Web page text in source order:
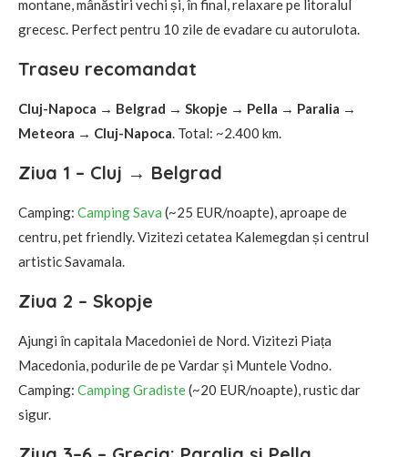
montane, mânăstiri vechi și, în final, relaxare pe litoralul
grecesc. Perfect pentru 10 zile de evadare cu autorulota.
Traseu recomandat
Cluj-Napoca → Belgrad → Skopje → Pella → Paralia →
Meteora → Cluj-Napoca. Total: ~2.400 km.
Ziua 1 – Cluj → Belgrad
Camping: Camping Sava (~25 EUR/noapte), aproape de
centru, pet friendly. Vizitezi cetatea Kalemegdan și centrul
artistic Savamala.
Ziua 2 – Skopje
Ajungi în capitala Macedoniei de Nord. Vizitezi Piața
Macedonia, podurile de pe Vardar și Muntele Vodno.
Camping: Camping Gradiste(~20 EUR/noapte), rustic dar
sigur.